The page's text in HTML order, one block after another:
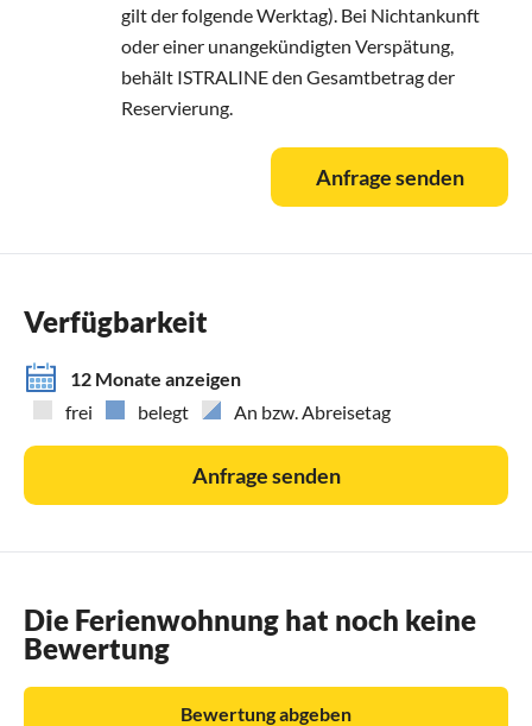
gilt der folgende Werktag). Bei Nichtankunft
oder einer unangekündigten Verspätung,
behält ISTRALINE den Gesamtbetrag der
Reservierung.
Anfrage senden
Verfügbarkeit
12 Monate anzeigen
frei
belegt An bzw. Abreisetag
Anfrage senden
Die Ferienwohnung hat noch keine
Bewertung
Bewertung abgeben